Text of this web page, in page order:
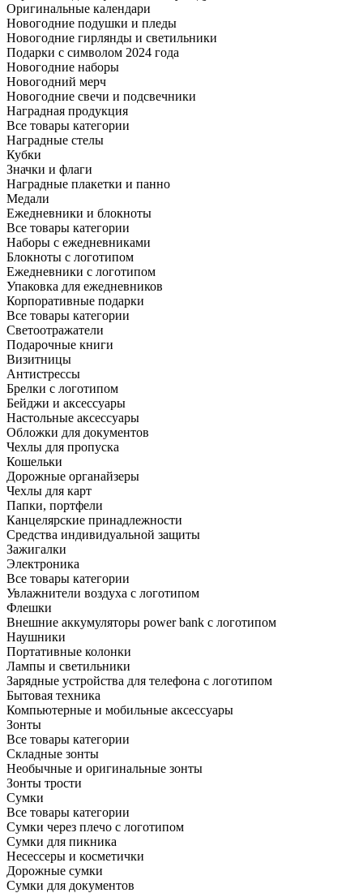
Оригинальные календари
Новогодние подушки и пледы
Новогодние гирлянды и светильники
Подарки с символом 2024 года
Новогодние наборы
Новогодний мерч
Новогодние свечи и подсвечники
Наградная продукция
Все товары категории
Наградные стелы
Кубки
Значки и флаги
Наградные плакетки и панно
Медали
Ежедневники и блокноты
Все товары категории
Наборы с ежедневниками
Блокноты с логотипом
Ежедневники с логотипом
Упаковка для ежедневников
Корпоративные подарки
Все товары категории
Светоотражатели
Подарочные книги
Визитницы
Антистрессы
Брелки с логотипом
Бейджи и аксессуары
Настольные аксессуары
Обложки для документов
Чехлы для пропуска
Кошельки
Дорожные органайзеры
Чехлы для карт
Папки, портфели
Канцелярские принадлежности
Средства индивидуальной защиты
Зажигалки
Электроника
Все товары категории
Увлажнители воздуха с логотипом
Флешки
Внешние аккумуляторы power bank с логотипом
Наушники
Портативные колонки
Лампы и светильники
Зарядные устройства для телефона с логотипом
Бытовая техника
Компьютерные и мобильные аксессуары
Зонты
Все товары категории
Складные зонты
Необычные и оригинальные зонты
Зонты трости
Сумки
Все товары категории
Сумки через плечо с логотипом
Сумки для пикника
Несессеры и косметички
Дорожные сумки
Сумки для документов